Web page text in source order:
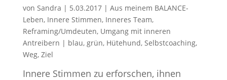
von Sandra | 5.03.2017| Aus meinem BALANCE-
Leben, Innere Stimmen, Inneres Team,
Reframing/Umdeuten, Umgang mit inneren
Antreibern | blau, grün, Hütehund, Selbstcoaching,
Weg, Ziel
Innere Stimmen zu erforschen, ihnen